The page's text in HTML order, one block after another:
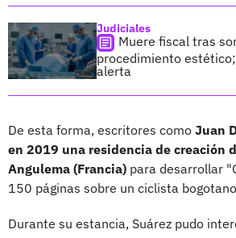
Judiciales
Muere fiscal tras
procedimiento
alerta
De esta forma, escritores como Juan
en 2019 una residencia de creación
Angulema (Francia) para desarrollar
150 páginas sobre un ciclista
Durante su estancia, Suárez pudo